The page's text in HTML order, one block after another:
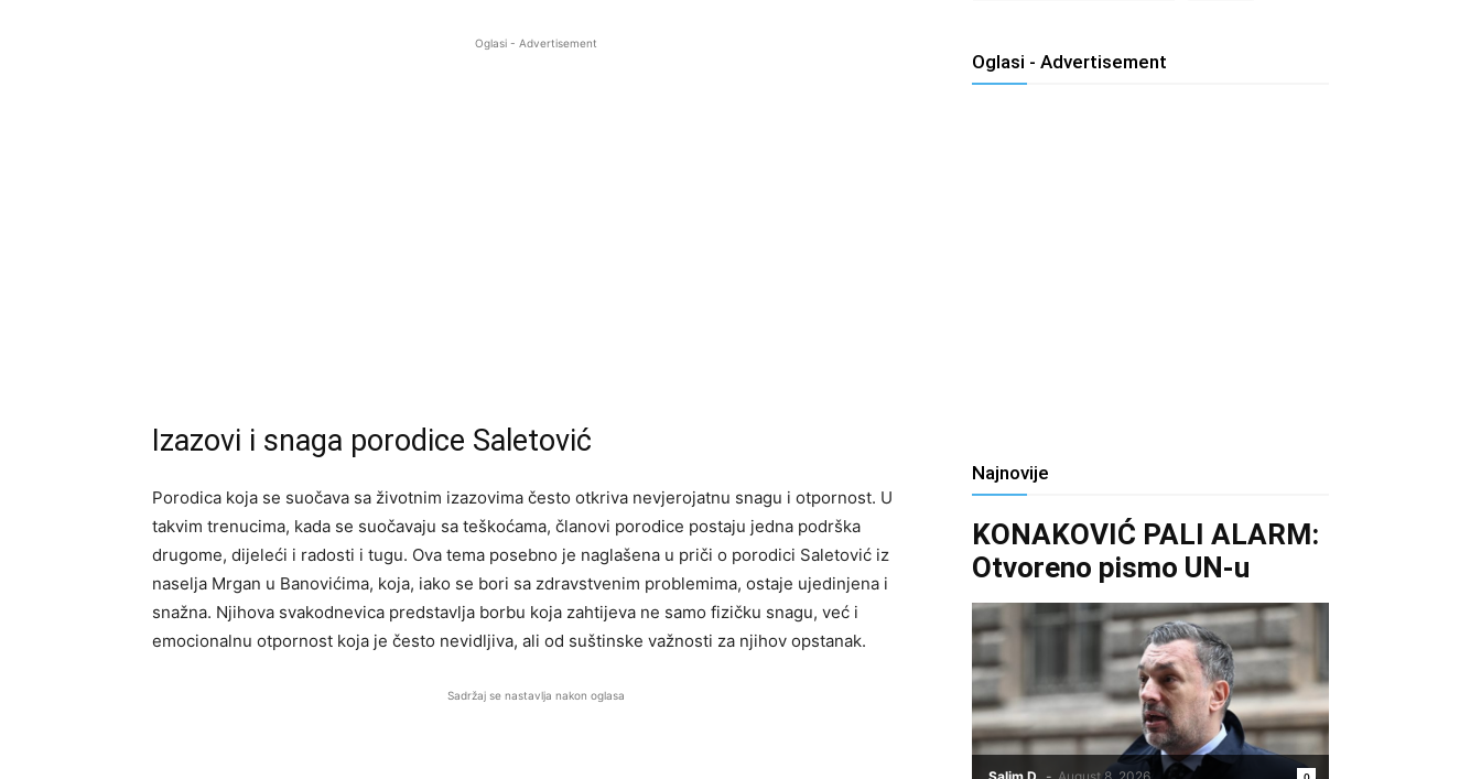
Oglasi - Advertisement
Izazovi i snaga porodice Saletović
Porodica koja se suočava sa životnim izazovima često otkriva nevjerojatnu snagu i otpornost. U
takvim trenucima, kada se suočavaju sa teškoćama, članovi porodice postaju jedna podrška
drugome, dijeleći i radosti i tugu. Ova tema posebno je naglašena u priči o porodici Saletović iz
naselja Mrgan u Banovićima, koja, iako se bori sa zdravstvenim problemima, ostaje ujedinjena i
snažna. Njihova svakodnevica predstavlja borbu koja zahtijeva ne samo fizičku snagu, već i
emocionalnu otpornost koja je često nevidljiva, ali od suštinske važnosti za njihov opstanak.
Sadržaj se nastavlja nakon oglasa
Oglasi - Advertisement
Najnovije
KONAKOVIĆ PALI ALARM:
Otvoreno pismo UN-u